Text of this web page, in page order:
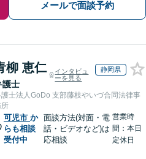
メールで面談予約
柳 恵仁
護士
インタビュ
ーを見る
静岡県
士法人GoDo 支部藤枝やいづ合同法律事
可児市 か
らも相談
受付中
面談方法(対面・電
話・ビデオなど)は
応相談
営業時
間：本日
定休日